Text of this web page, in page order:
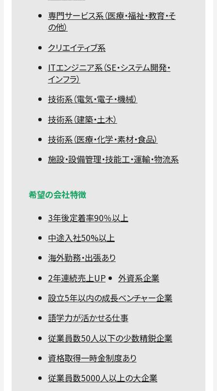
専門サービス系（医療・福祉・教育・そ
の他）
クリエイティブ系
ITエンジニア系（SE・システム開発・
インフラ）
技術系（電気・電子・機械）
技術系（建築・土木）
技術系（医療・化学・素材・食品）
施設・設備管理・技能工・運輸・物流系
希望の会社特徴
3年後定着率90％以上
中途入社50%以上
海外勤務・出張あり
2年連続売上UP
外資系企業
設立5年以内の成長ベンチャー企業
語学力が活かせる仕事
従業員数50人以下の少数精鋭企業
資格取得一時金制度あり
従業員数5000人以上の大企業